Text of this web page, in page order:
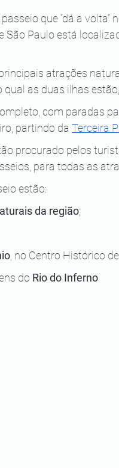
que “dá a volta”
São Paulo está
atrações
qual as duas ilhas
com paradas
partindo da Terceira
procurado pelos
para todas as
estão:
da região;
, no Centro Histórico
do Rio do Inferno